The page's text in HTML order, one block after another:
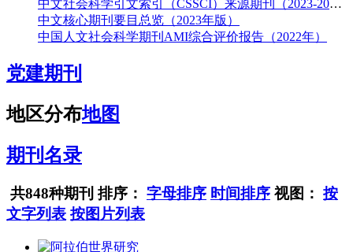
中文社会科学引文索引（CSSCI）来源期刊（2023-2024）
中文核心期刊要目总览（2023年版）
中国人文社会科学期刊AMI综合评价报告（2022年）
党建期刊
地区分布地图
期刊名录
共848种期刊 排序： 字母排序 时间排序 视图： 按
文字列表 按图片列表